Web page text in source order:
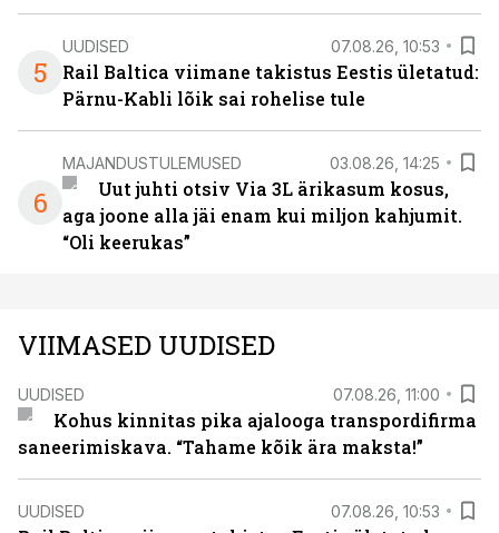
5
UUDISED 07.08.26, 10:53
Rail Baltica viimane takistus Eestis ületatud:
Pärnu-Kabli lõik sai rohelise tule
6
MAJANDUSTULEMUSED 03.08.26, 14:25
Uut juhti otsiv Via 3L ärikasum kosus,
aga joone alla jäi enam kui miljon kahjumit.
“Oli keerukas”
VIIMASED UUDISED
UUDISED 07.08.26, 11:00
Kohus kinnitas pika ajalooga transpordifirma
saneerimiskava. “Tahame kõik ära maksta!”
UUDISED 07.08.26, 10:53